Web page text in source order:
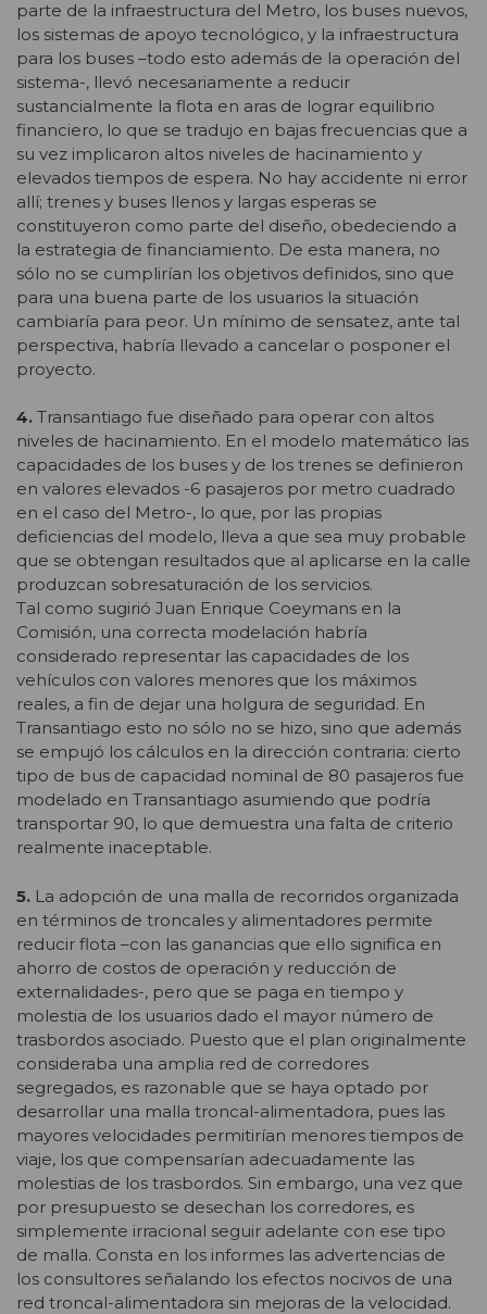
parte de la infraestructura del Metro, los buses nuevos,
los sistemas de apoyo tecnológico, y la infraestructura
para los buses –todo esto además de la operación del
sistema-, llevó necesariamente a reducir
sustancialmente la flota en aras de lograr equilibrio
financiero, lo que se tradujo en bajas frecuencias que a
su vez implicaron altos niveles de hacinamiento y
elevados tiempos de espera. No hay accidente ni error
allí; trenes y buses llenos y largas esperas se
constituyeron como parte del diseño, obedeciendo a
la estrategia de financiamiento. De esta manera, no
sólo no se cumplirían los objetivos definidos, sino que
para una buena parte de los usuarios la situación
cambiaría para peor. Un mínimo de sensatez, ante tal
perspectiva, habría llevado a cancelar o posponer el
proyecto.
4. Transantiago fue diseñado para operar con altos
niveles de hacinamiento. En el modelo matemático las
capacidades de los buses y de los trenes se definieron
en valores elevados -6 pasajeros por metro cuadrado
en el caso del Metro-, lo que, por las propias
deficiencias del modelo, lleva a que sea muy probable
que se obtengan resultados que al aplicarse en la calle
produzcan sobresaturación de los servicios.
Tal como sugirió Juan Enrique Coeymans en la
Comisión, una correcta modelación habría
considerado representar las capacidades de los
vehículos con valores menores que los máximos
reales, a fin de dejar una holgura de seguridad. En
Transantiago esto no sólo no se hizo, sino que además
se empujó los cálculos en la dirección contraria: cierto
tipo de bus de capacidad nominal de 80 pasajeros fue
modelado en Transantiago asumiendo que podría
transportar 90, lo que demuestra una falta de criterio
realmente inaceptable.
5. La adopción de una malla de recorridos organizada
en términos de troncales y alimentadores permite
reducir flota –con las ganancias que ello significa en
ahorro de costos de operación y reducción de
externalidades-, pero que se paga en tiempo y
molestia de los usuarios dado el mayor número de
trasbordos asociado. Puesto que el plan originalmente
consideraba una amplia red de corredores
segregados, es razonable que se haya optado por
desarrollar una malla troncal-alimentadora, pues las
mayores velocidades permitirían menores tiempos de
viaje, los que compensarían adecuadamente las
molestias de los trasbordos. Sin embargo, una vez que
por presupuesto se desechan los corredores, es
simplemente irracional seguir adelante con ese tipo
de malla. Consta en los informes las advertencias de
los consultores señalando los efectos nocivos de una
red troncal-alimentadora sin mejoras de la velocidad.